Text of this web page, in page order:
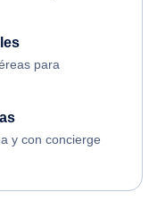
para
y con concierge